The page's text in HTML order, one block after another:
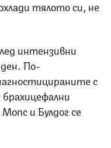
тялото си, не
интензивни
По-
с
и Булдог се